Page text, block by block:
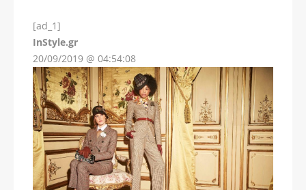
[ad_1]
InStyle.gr
20/09/2019 @ 04:54:08